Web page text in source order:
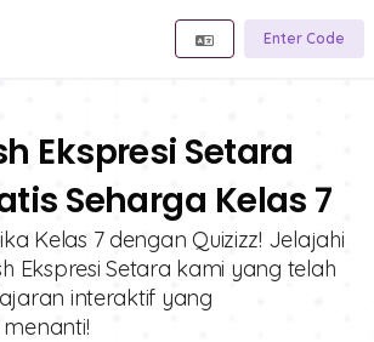
Enter Code
Ekspresi Setara
Seharga Kelas 7
Kelas 7 dengan Quizizz! Jelajahi
Ekspresi Setara kami yang telah
interaktif yang